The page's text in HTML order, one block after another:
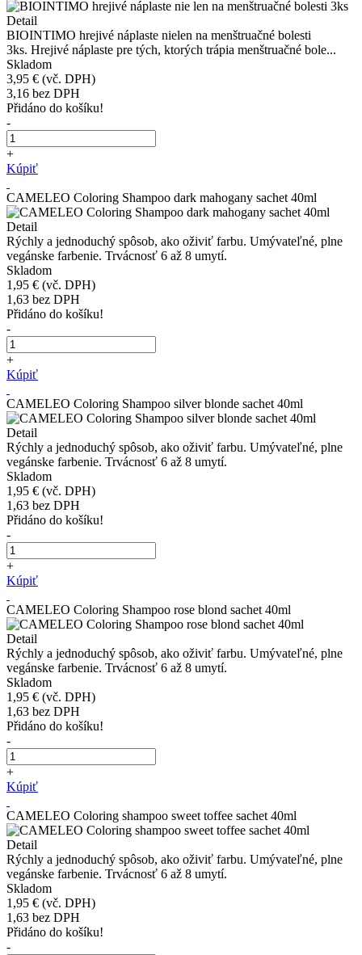
Detail
BIOINTIMO hrejivé náplaste nielen na menštruačné bolesti
3ks. Hrejivé náplaste pre tých, ktorých trápia menštruačné bole...
Skladom
3,95 € (vč. DPH)
3,16 bez DPH
Přidáno do košíku!
-
+
Kúpiť
CAMELEO Coloring Shampoo dark mahogany sachet 40ml
Detail
Rýchly a jednoduchý spôsob, ako oživiť farbu. Umývateľné, plne
vegánske farbenie. Trvácnosť 6 až 8 umytí.
Skladom
1,95 € (vč. DPH)
1,63 bez DPH
Přidáno do košíku!
-
+
Kúpiť
CAMELEO Coloring Shampoo silver blonde sachet 40ml
Detail
Rýchly a jednoduchý spôsob, ako oživiť farbu. Umývateľné, plne
vegánske farbenie. Trvácnosť 6 až 8 umytí.
Skladom
1,95 € (vč. DPH)
1,63 bez DPH
Přidáno do košíku!
-
+
Kúpiť
CAMELEO Coloring Shampoo rose blond sachet 40ml
Detail
Rýchly a jednoduchý spôsob, ako oživiť farbu. Umývateľné, plne
vegánske farbenie. Trvácnosť 6 až 8 umytí.
Skladom
1,95 € (vč. DPH)
1,63 bez DPH
Přidáno do košíku!
-
+
Kúpiť
CAMELEO Coloring shampoo sweet toffee sachet 40ml
Detail
Rýchly a jednoduchý spôsob, ako oživiť farbu. Umývateľné, plne
vegánske farbenie. Trvácnosť 6 až 8 umytí.
Skladom
1,95 € (vč. DPH)
1,63 bez DPH
Přidáno do košíku!
-